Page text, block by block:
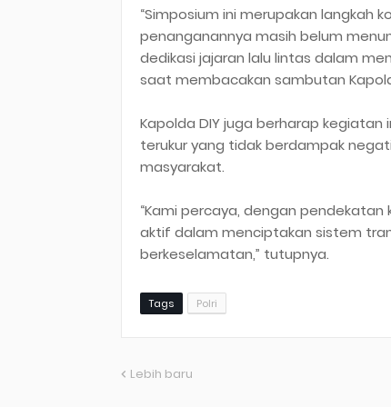
“Simposium ini merupakan langkah
penanganannya masih belum
dedikasi jajaran lalu lintas dalam
saat membacakan sambutan
Kapolda DIY juga berharap
terukur yang tidak berdampak
masyarakat.
“Kami percaya, dengan
aktif dalam menciptakan sistem
berkeselamatan,” tutupnya.
Tags Polri
Lebih baru